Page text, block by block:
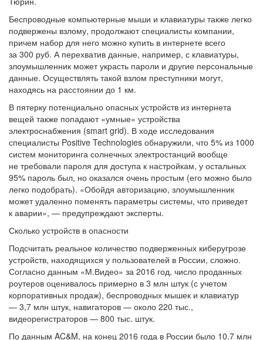
Беспроводные компьютерные мыши и клавиатуры также легко
подвержены взлому, продолжают специалисты компании,
причем набор для него можно купить в интернете всего
за 300 руб. А перехватив данные, например, с клавиатуры,
злоумышленник может украсть пароли и другие персональные
данные. Осуществлять такой взлом преступники могут,
находясь на расстоянии до 1 км.
В пятерку потенциально опасных устройств из интернета
вещей также попадают «умные» устройства
электроснабжения (smart grid). В ходе исследования
специалисты Positive Technologies обнаружили, что 5% из 1000
систем мониторинга солнечных электростанций вообще
не требовали пароля для доступа к настройкам, у остальных
95% пароль был, но оказался очень простым (его можно было
легко подобрать). «Обойдя авторизацию, злоумышленник
может удаленно поменять параметры системы, что приведет
к аварии», — предупреждают эксперты.
Сколько устройств в опасности
Подсчитать реальное количество подверженных киберугрозе
устройств, находящихся у пользователей в России, сложно.
Согласно данным «М.Видео» за 2016 год, число проданных
роутеров оценивалось примерно в 3 млн штук (с учетом
корпоративных продаж), беспроводных мышек и клавиатур
— 3,7 млн штук, навигаторов — около 220 тыс.,
видеорегистраторов — 800 тыс. штук.
По данным AC&M, на конец 2016 года в России было 10,7 млн